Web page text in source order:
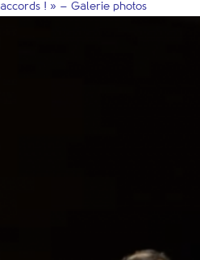
accords ! » – Galerie photos